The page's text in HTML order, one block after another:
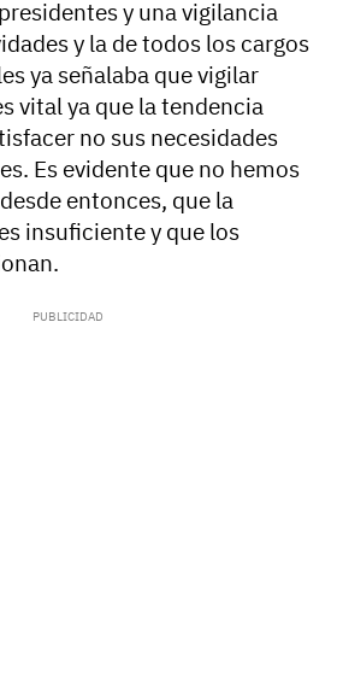
y una vigilancia
y la de todos los cargos
ya señalaba que vigilar
vital ya que la tendencia
no sus necesidades
Es evidente que no hemos
entonces, que la
insuficiente y que los